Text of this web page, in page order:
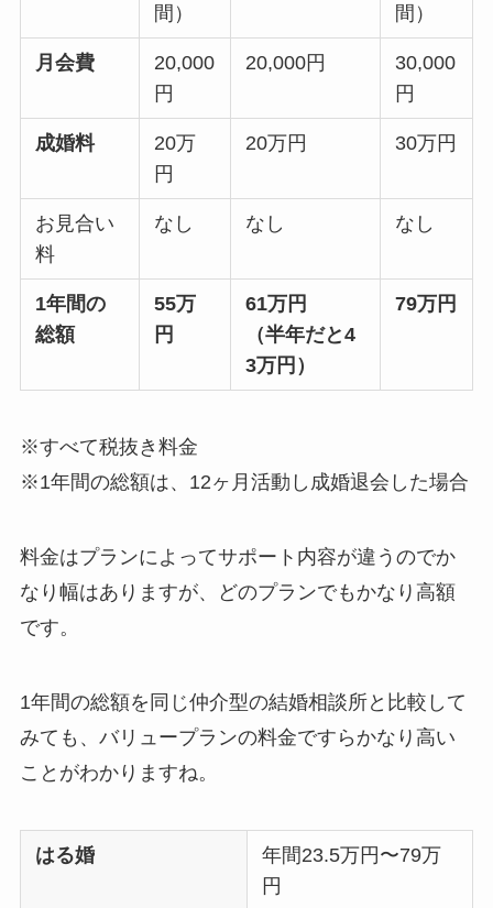
間）
間）
月会費
20,000
円
20,000円
30,000
円
成婚料
20万
円
20万円 30万円
お見合い
料
なし なし なし
1年間の
総額
55万
円
61万円
（半年だと4
3万円）
79万円
※すべて税抜き料金
※1年間の総額は、12ヶ月活動し成婚退会した場合
料金はプランによってサポート内容が違うのでか
なり幅はありますが、どのプランでもかなり高額
です。
1年間の総額を同じ仲介型の結婚相談所と比較して
みても、バリュープランの料金ですらかなり高い
ことがわかりますね。
はる婚
年間23.5万円〜79万
円